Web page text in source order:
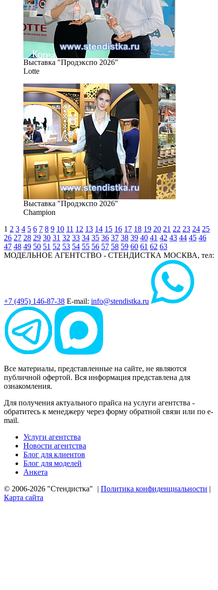
Выставка "Продэкспо 2026"
Lotte
Выставка "Продэкспо 2026"
Champion
1 2 3 4 5 6 7 8 9 10 11 12 13 14 15 16 17 18 19 20 21 22 23 24 25
26 27 28 29 30 31 32 33 34 35 36 37 38 39 40 41 42 43 44 45 46
47 48 49 50 51 52 53 54 55 56 57 58 59 60 61 62 63
МОДЕЛЬНОЕ АГЕНТСТВО - СТЕНДИСТКА МОСКВА, тел:
+7 (495) 146-87-38 E-mail: info@stendistka.ru
Все материалы, представленные на сайте, не являются
публичной офертой. Вся информация представлена для
ознакомления.
Для получения актуального прайса на услуги агентства -
обратитесь к менеджеру через форму обратной связи или по e-
mail.
Услуги агентства
Новости агентства
Блог для клиентов
Блог для моделей
Анкета
© 2006-2026 "Стендистка"
| Политика конфиденциальности |
Карта сайта